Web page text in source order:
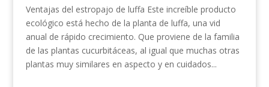
Ventajas del estropajo de luffa Este increíble producto
ecológico está hecho de la planta de luffa, una vid
anual de rápido crecimiento. Que proviene de la familia
de las plantas cucurbitáceas, al igual que muchas otras
plantas muy similares en aspecto y en cuidados...